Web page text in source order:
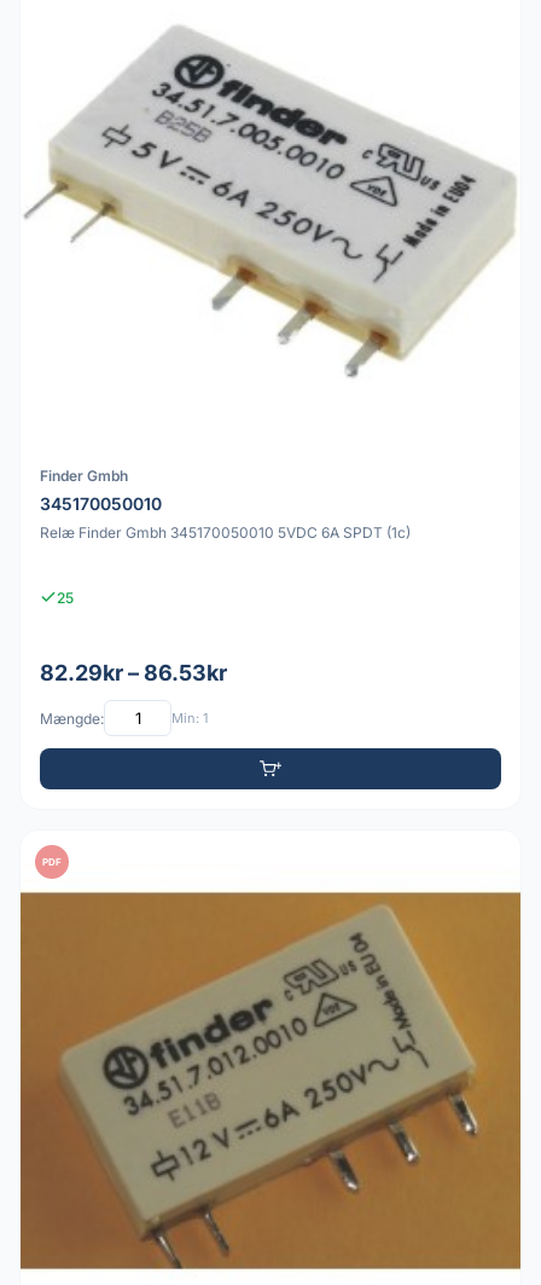
Finder Gmbh
345170050010
Relæ Finder Gmbh 345170050010 5VDC 6A SPDT (1c)
25
82.29kr – 86.53kr
Mængde: Min: 1
PDF